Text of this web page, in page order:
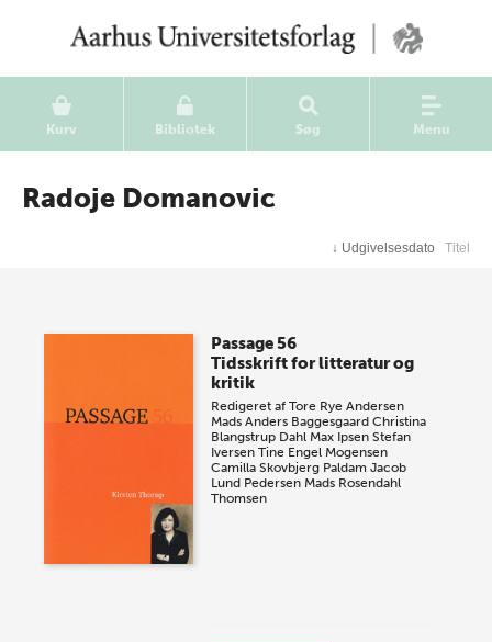
Kurv Bibliotek Søg Menu
Radoje Domanovic
↓ Udgivelsesdato Titel
Passage 56
Tidsskrift for litteratur og
kritik
Redigeret afTore Rye Andersen
Mads Anders Baggesgaard Christina
Blangstrup Dahl Max Ipsen Stefan
Iversen Tine Engel Mogensen
Camilla Skovbjerg Paldam Jacob
Lund Pedersen Mads Rosendahl
Thomsen